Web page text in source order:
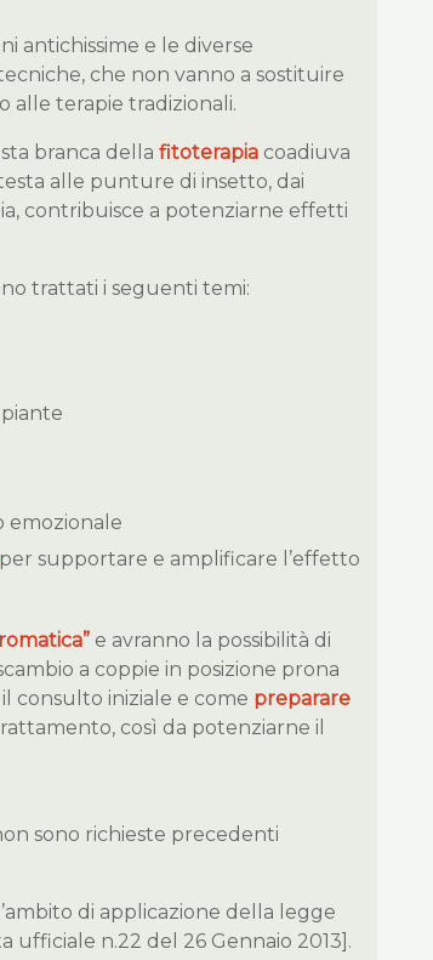
antichissime e le diverse
che non vanno a sostituire
alle terapie tradizionali.
branca della fitoterapia coadiuva
alle punture di insetto, dai
contribuisce a potenziarne effetti
trattati i seguenti temi:
emozionale
per supportare e amplificare l’effetto
e avranno la possibilità di
a coppie in posizione prona
consulto iniziale e come preparare
così da potenziarne il
sono richieste precedenti
di applicazione della legge
ufficiale n.22 del 26 Gennaio 2013].